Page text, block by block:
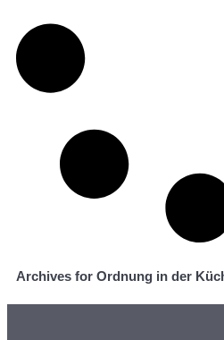
Archives for Ordnung in der